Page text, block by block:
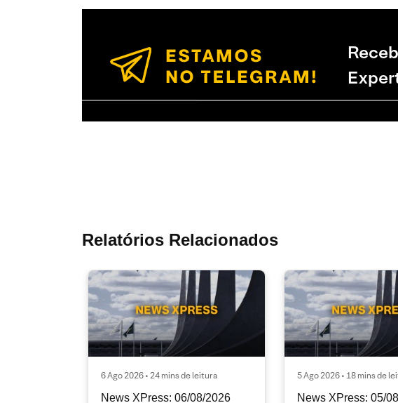
Relatórios Relacionados
6 Ago 2026 • 24 mins de leitura
News XPress: 06/08/2026
5 Ago 2026 • 18 mins de
News XPress: 05/